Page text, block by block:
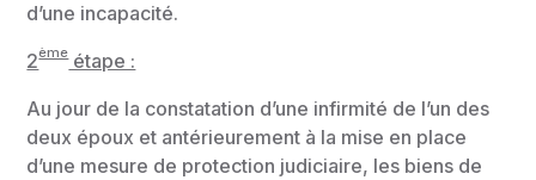
d’une incapacité.
2èmeétape :
Au jour de la constatation d’une infirmité de l’un des
deux époux et antérieurement à la mise en place
d’une mesure de protection judiciaire, les biens de